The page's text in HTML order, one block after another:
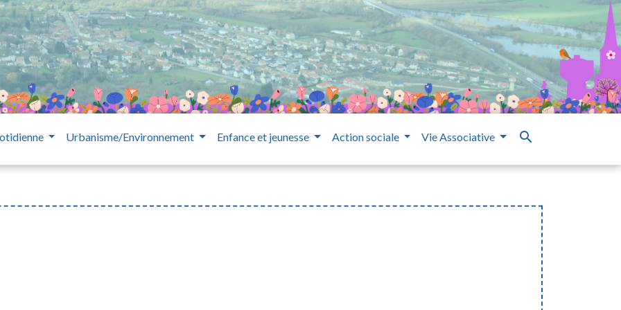
Urbanisme/Environnement Enfance et jeunesse Action sociale Vie Associative search